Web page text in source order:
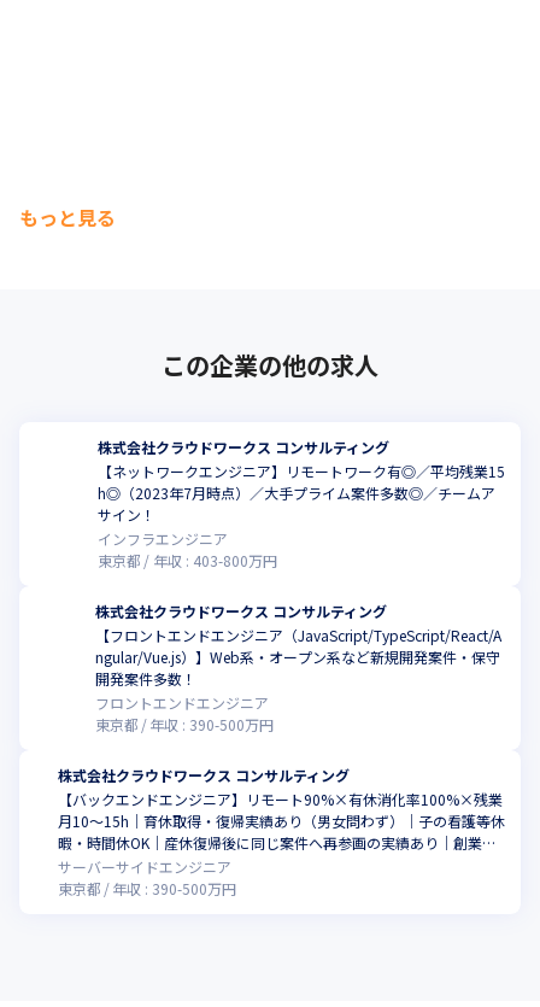
もっと見る
この企業の他の求人
株式会社クラウドワークス コンサルティング
【ネットワークエンジニア】リモートワーク有◎／平均残業15
h◎（2023年7月時点）／大手プライム案件多数◎／チームア
サイン！
インフラエンジニア
東京都
年収 : 403-800万円
株式会社クラウドワークス コンサルティング
【フロントエンドエンジニア（JavaScript/TypeScript/React/A
ngular/Vue.js）】Web系・オープン系など新規開発案件・保守
開発案件多数！
フロントエンドエンジニア
東京都
年収 : 390-500万円
株式会社クラウドワークス コンサルティング
【バックエンドエンジニア】リモート90%×有休消化率100%×残業
月10〜15h｜育休取得・復帰実績あり（男女問わず）｜子の看護等休
暇・時間休OK｜産休復帰後に同じ案件へ再参画の実績あり｜創業者
が女性で女性支援に手厚い企業風土｜年間休日125日・フルフレック
ス案件あり・転勤なし｜平均残業月10〜15h｜東証上場クラウドワー
サーバーサイドエンジニア
東京都
年収 : 390-500万円